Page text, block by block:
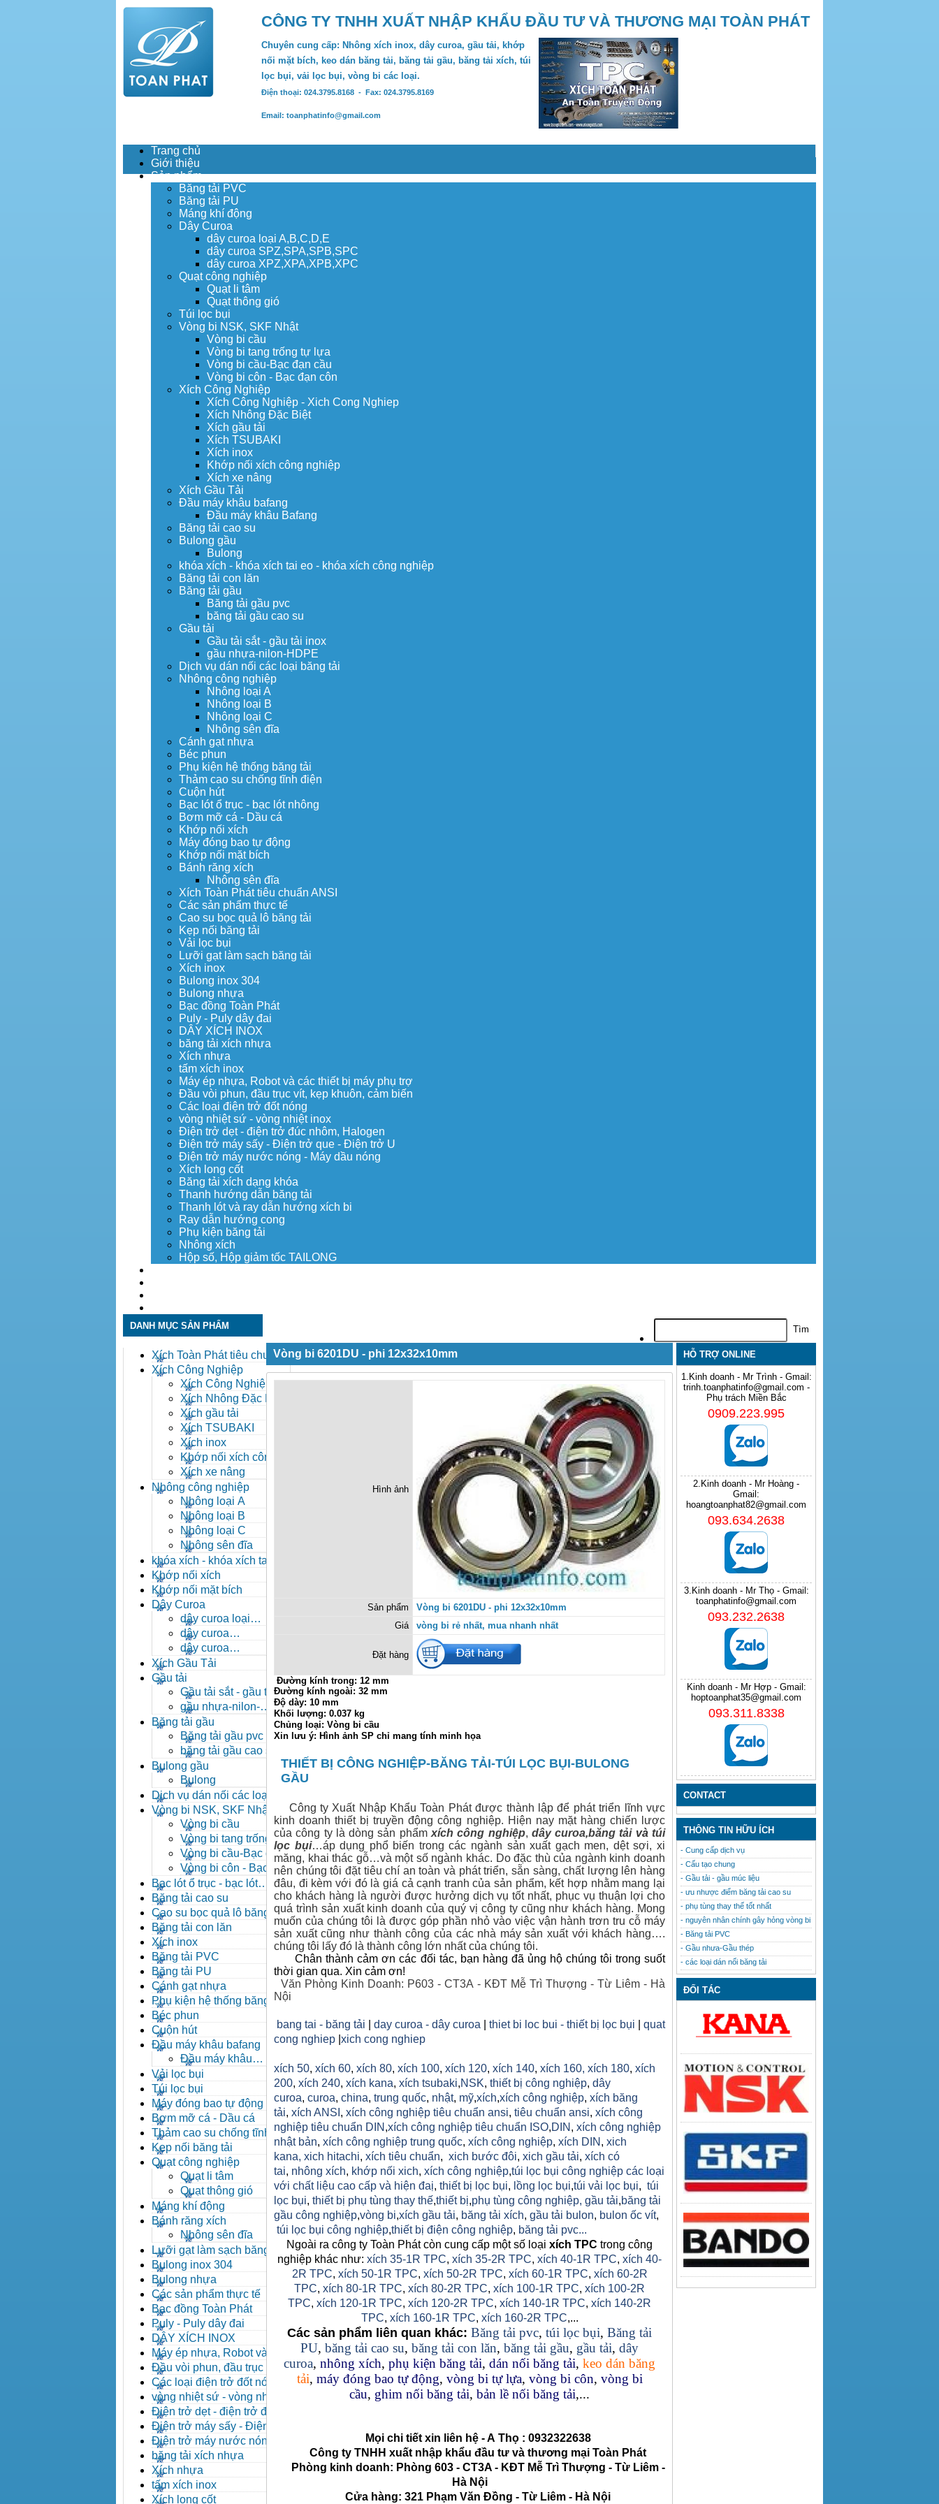
CÔNG TY TNHH XUẤT NHẬP KHẨU ĐẦU TƯ VÀ THƯƠNG MẠI TOÀN PHÁT
Chuyên cung cấp: Nhông xích inox, dây curoa, gầu tải, khớp
nối mặt bích, keo dán băng tải, băng tải gầu, băng tải xích, túi
lọc bụi, vải lọc bụi, vòng bi các loại.
Điện thoại: 024.3795.8168 - Fax: 024.3795.8169
Email: toanphatinfo@gmail.com
Trang chủ
Giới thiệu
Sản phẩm
Băng tải PVC
Băng tải PU
Máng khí động
Dây Curoa
dây curoa loại A,B,C,D,E
dây curoa SPZ,SPA,SPB,SPC
dây curoa XPZ,XPA,XPB,XPC
Quạt công nghiệp
Quạt li tâm
Quạt thông gió
Túi lọc bụi
Vòng bi NSK, SKF Nhật
Vòng bi cầu
Vòng bi tang trống tự lựa
Vòng bi cầu-Bạc đạn cầu
Vòng bi côn - Bạc đạn côn
Xích Công Nghiệp
Xích Công Nghiệp - Xich Cong Nghiep
Xích Nhông Đặc Biệt
Xích gầu tải
Xích TSUBAKI
Xích inox
Khớp nối xích công nghiệp
Xích xe nâng
Xích Gầu Tải
Đầu máy khâu bafang
Đầu máy khâu Bafang
Băng tải cao su
Bulong gầu
Bulong
khóa xích - khóa xích tai eo - khóa xích công nghiệp
Băng tải con lăn
Băng tải gầu
Băng tải gầu pvc
băng tải gầu cao su
Gầu tải
Gầu tải sắt - gầu tải inox
gầu nhựa-nilon-HDPE
Dịch vụ dán nối các loại băng tải
Nhông công nghiệp
Nhông loại A
Nhông loại B
Nhông loại C
Nhông sên đĩa
Cánh gạt nhựa
Béc phun
Phụ kiện hệ thống băng tải
Thảm cao su chống tĩnh điện
Cuộn hút
Bạc lót ổ trục - bạc lót nhông
Bơm mỡ cá - Dầu cá
Khớp nối xích
Máy đóng bao tự động
Khớp nối mặt bích
Bánh răng xích
Nhông sên đĩa
Xích Toàn Phát tiêu chuẩn ANSI
Các sản phẩm thực tế
Cao su bọc quả lô băng tải
Kẹp nối băng tải
Vải lọc bụi
Lưỡi gạt làm sạch băng tải
Xích inox
Bulong inox 304
Bulong nhựa
Bạc đồng Toàn Phát
Puly - Puly dây đai
DÂY XÍCH INOX
băng tải xích nhựa
Xích nhựa
tấm xích inox
Máy ép nhựa, Robot và các thiết bị máy phụ trợ
Đầu vòi phun, đầu trục vít, kẹp khuôn, cảm biến
Các loại điện trở đốt nóng
vòng nhiệt sứ - vòng nhiệt inox
Điện trở dẹt - điện trở đúc nhôm, Halogen
Điện trở máy sấy - Điện trở que - Điện trở U
Điện trở máy nước nóng - Máy dầu nóng
Xích long cốt
Băng tải xích dạng khóa
Thanh hướng dẫn băng tải
Thanh lót và ray dẫn hướng xích bi
Ray dẫn hướng cong
Phụ kiện băng tải
Nhông xích
Hộp số, Hộp giảm tốc TAILONG
DANH MỤC SẢN PHẨM
Xích Toàn Phát tiêu chuẩn
ANSI
Xích Công Nghiệp
Xích Công Nghiệp -
Xich Cong Nghiep
Xích Nhông Đặc Biệt
Xích gầu tải
Xích TSUBAKI
Xích inox
Khớp nối xích công
nghiệp
Xích xe nâng
Nhông công nghiệp
Nhông loại A
Nhông loại B
Nhông loại C
Nhông sên đĩa
khóa xích - khóa xích tai eo
- khóa xích công nghiệp
Khớp nối xích
Khớp nối mặt bích
Dây Curoa
dây curoa loại
A,B,C,D,E
dây curoa
SPZ,SPA,SPB,SPC
dây curoa
XPZ,XPA,XPB,XPC
Xích Gầu Tải
Gầu tải
Gầu tải sắt - gầu tải
inox
gầu nhựa-nilon-
HDPE
Băng tải gầu
Băng tải gầu pvc
băng tải gầu cao su
Bulong gầu
Bulong
Dịch vụ dán nối các loại
băng tải
Vòng bi NSK, SKF Nhật
Vòng bi cầu
Vòng bi tang trống tự
lựa
Vòng bi cầu-Bạc đạn
cầu
Vòng bi côn - Bạc
đạn côn
Bạc lót ổ trục - bạc lót
nhông
Băng tải cao su
Cao su bọc quả lô băng tải
Băng tải con lăn
Xích inox
Băng tải PVC
Băng tải PU
Cánh gạt nhựa
Phụ kiện hệ thống băng tải
Béc phun
Cuộn hút
Đầu máy khâu bafang
Đầu máy khâu
Bafang
Vải lọc bụi
Túi lọc bụi
Máy đóng bao tự động
Bơm mỡ cá - Dầu cá
Thảm cao su chống tĩnh
điện
Kẹp nối băng tải
Quạt công nghiệp
Quạt li tâm
Quạt thông gió
Máng khí động
Bánh răng xích
Nhông sên đĩa
Lưỡi gạt làm sạch băng tải
Bulong inox 304
Bulong nhựa
Các sản phẩm thực tế
Bạc đồng Toàn Phát
Puly - Puly dây đai
DÂY XÍCH INOX
Máy ép nhựa, Robot và các
thiết bị máy phụ trợ
Đầu vòi phun, đầu trục vít,
kẹp khuôn, cảm biến
Các loại điện trở đốt nóng
vòng nhiệt sứ - vòng nhiệt
inox
Điện trở dẹt - điện trở đúc
nhôm, Halogen
Điện trở máy sấy - Điện trở
que - Điện trở U
Điện trở máy nước nóng -
Máy dầu nóng
băng tải xích nhựa
Xích nhựa
tấm xích inox
Xích long cốt
Vòng bi 6201DU - phi 12x32x10mm
Hình ảnh
Sản phẩm
Vòng bi 6201DU - phi 12x32x10mm
Giá
vòng bi rẻ nhất, mua nhanh nhất
Đặt hàng
Đường kính trong: 12 mm
Đường kính ngoài: 32 mm
Độ dày: 10 mm
Khối lượng: 0.037 kg
Chủng loại: Vòng bi cầu
Xin lưu ý: Hình ảnh SP chỉ mang tính minh họa
THIẾT BỊ CÔNG NGHIỆP-BĂNG TẢI-TÚI LỌC BỤI-BULONG
GẦU
Công ty Xuất Nhập Khẩu Toàn Phát được thành lập để phát triển lĩnh vực
kinh doanh thiết bị truyền động công nghiệp. Hiện nay mặt hàng chiến lược
của công ty là dòng sản phẩm xích công nghiệp, dây curoa,băng tảivàtúi
lọc bụi…áp dụng phổ biến trong các ngành sản xuất gạch men, dệt sợi, xi
măng, khai thác gỗ…và một số ngành khác. Do đặc thù của ngành kinh doanh
nên chúng tôi đặt tiêu chí an toàn và phát triển, sẵn sàng, chất lượng lên hàng
đâu, đi kèm với đó là giá cả cạnh tranh của sản phẩm, kết hợp nhằm mang lại
cho khách hàng là người được hưởng dịch vụ tốt nhất, phục vụ thuận lợi cho
quá trình sản xuất kinh doanh của quý vị công ty cũng như khách hàng. Mong
muốn của chúng tôi là được góp phần nhỏ vào việc vận hành trơn tru cỗ máy
sản xuất cũng như thành công của các nhà máy sản xuất với khách hàng….
chúng tôi lấy đó là thành công lớn nhất của chúng tôi.
Chân thành cảm ơn các đối tác, bạn hàng đã ủng hộ chúng tôi trong suốt
thời gian qua. Xin cảm ơn!
Văn Phòng Kinh Doanh: P603 - CT3A - KĐT Mễ Trì Thượng - Từ Liêm - Hà
Nội
bang tai - băng tải day curoa - dây curoa thiet bi loc bui - thiết bị lọc bụi
quat
cong nghiep xich cong nghiep
xích 50, xích 60, xích 80, xích 100, xích 120, xích 140, xích 160, xích 180, xích
200, xích 240, xích kana, xích tsubaki,NSK, thiết bị công nghiệp, dây
curoa, curoa, china, trung quốc, nhật, mỹ,xích,xích công nghiệp, xích băng
tải, xích ANSI , xích công nghiệp tiêu chuẩn ansi, tiêu chuẩn ansi, xích công
nghiệp tiêu chuẩn DIN ,xích công nghiệp tiêu chuẩn ISO,DIN , xích công nghiệp
nhật bản, xích công nghiệp trung quốc, xích công nghiệp, xích DIN , xich
kana, xich hitachi, xích tiêu chuẩn, xich bước đôi, xich gầu tải, xích có
tai, nhông xích, khớp nối xich, xích công nghiệp,túi lọc bụi công nghiệp các loại
với chất liệu cao cấp và hiện đaị, thiết bị lọc bụi, lồng lọc bụi,túi vải lọc bụi, túi
lọc bụi, thiết bị phụ tùng thay thế,thiết bị,phụ tùng công nghiệp, gầu tải,băng tải
gầu công nghiệp,vòng bi,xích gầu tải, băng tải xích, gầu tải bulon, bulon ốc vít,
túi lọc bụi công nghiệp,thiết bị điện công nghiệp, băng tải pvc...
Ngoài ra công ty Toàn Phát còn cung cấp một số loại xích TPC trong công
nghiệp khác như: xích 35-1R TPC, xích 35-2R TPC, xích 40-1R TPC, xích 40-
2R TPC, xích 50-1R TPC, xích 50-2R TPC, xích 60-1R TPC, xích 60-2R
TPC, xích 80-1R TPC, xích 80-2R TPC, xích 100-1R TPC, xích 100-2R
TPC, xích 120-1R TPC, xích 120-2R TPC, xích 140-1R TPC, xích 140-2R
TPC, xích 160-1R TPC, xích 160-2R TPC,...
Các sản phẩm liên quan khác: Băng tải pvc, túi lọc bụi, Băng tải
PU, băng tải cao su, băng tải con lăn, băng tải gầu, gầu tải, dây
curoa, nhông xích, phụ kiện băng tải, dán nối băng tải, keo dán băng
tải, máy đóng bao tự động, vòng bi tự lựa, vòng bi côn, vòng bi
cầu, ghim nối băng tải, bản lề nối băng tải,...
Mọi chi tiết xin liên hệ - A Thọ : 0932322638
Công ty TNHH xuất nhập khẩu đầu tư và thương mại Toàn Phát
Phòng kinh doanh: Phòng 603 - CT3A - KĐT Mễ Trì Thượng - Từ Liêm -
Hà Nội
Cửa hàng: 321 Phạm Văn Đồng - Từ Liêm - Hà Nội
HỖ TRỢ ONLINE
1.Kinh doanh - Mr Trình - Gmail:
trinh.toanphatinfo@gmail.com -
Phụ trách Miền Bắc
0909.223.995
2.Kinh doanh - Mr Hoàng -
Gmail:
hoangtoanphat82@gmail.com
093.634.2638
3.Kinh doanh - Mr Thọ - Gmail:
toanphatinfo@gmail.com
093.232.2638
Kinh doanh - Mr Hợp - Gmail:
hoptoanphat35@gmail.com
093.311.8338
CONTACT
THÔNG TIN HỮU ÍCH
- Cung cấp dịch vụ
- Cấu tạo chung
- Gầu tải - gầu múc liệu
- ưu nhược điểm băng tải cao su
- phụ tùng thay thế tốt nhất
- nguyên nhân chính gây hỏng vòng bi
- Băng tải PVC
- Gầu nhưa-Gầu thép
- các loại dán nối băng tải
ĐỐI TÁC